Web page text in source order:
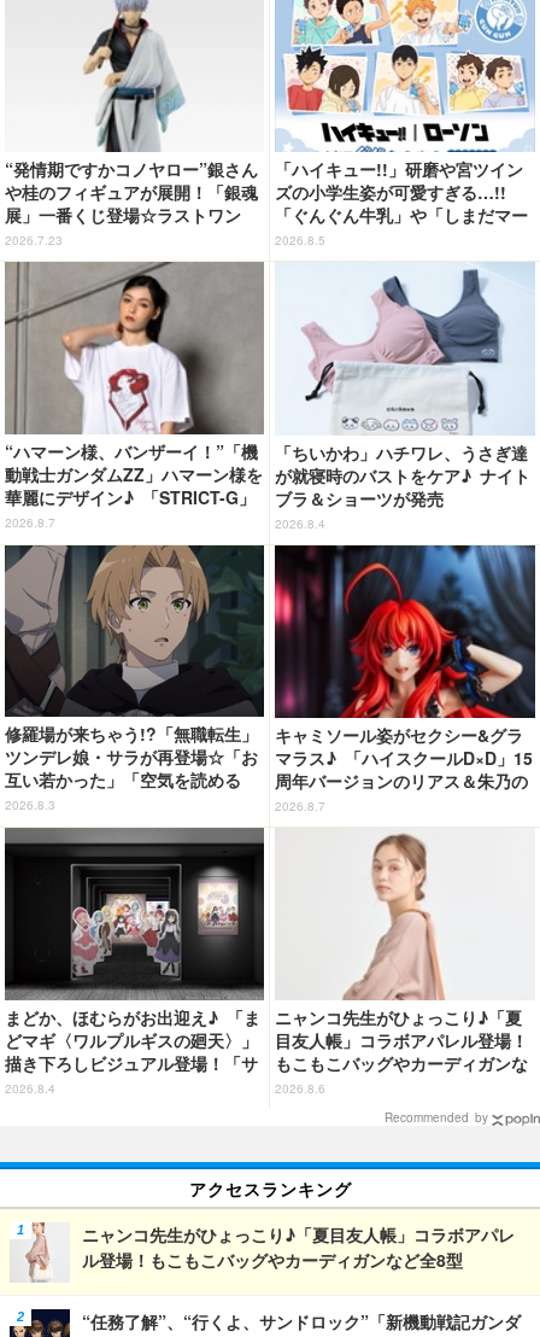
“発情期ですかコノヤロー”銀さん
や桂のフィギュアが展開！「銀魂
展」一番くじ登場☆ラストワン
賞・白黒銀さんにも注目
2026.7.23
「ハイキュー!!」研磨や宮ツイン
ズの小学生姿が可愛すぎる…!!
「ぐんぐん牛乳」や「しまだマー
ト」デザインのグッズも!? ロー
ソン限定グッズが登場！
2026.8.5
“ハマーン様、バンザーイ！”「機
動戦士ガンダムZZ」ハマーン様を
華麗にデザイン♪ 「STRICT-G」
Tシャツなどミニコレクション登
場
2026.8.7
「ちいかわ」ハチワレ、うさぎ達
が就寝時のバストをケア♪ ナイト
ブラ＆ショーツが発売
2026.8.4
修羅場が来ちゃう!?「無職転生」
ツンデレ娘・サラが再登場☆「お
互い若かった」「空気を読める
嫁」「嫁が3人になりそうなフラ
グ」【第6話ネタバレあり反応ま
とめ】
2026.8.3
キャミソール姿がセクシー&グラ
マラス♪ 「ハイスクールD×D」15
周年バージョンのリアス＆朱乃の
フィギュアがリニューアルパッケ
ージで登場！
2026.8.7
まどか、ほむらがお出迎え♪ 「ま
どマギ〈ワルプルギスの廻天〉」
描き下ろしビジュアル登場！「サ
ンシャインシティプリンスホテ
2026.8.4
ニャンコ先生がひょっこり♪「夏
目友人帳」コラボアパレル登場！
もこもこバッグやカーディガンな
ど全8型
2026.8.6
Recommended by
アクセスランキング
ニャンコ先生がひょっこり♪「夏目友人帳」コラボアパレ
ル登場！もこもこバッグやカーディガンなど全8型
“任務了解”、“行くよ、サンドロック”「新機動戦記ガンダ